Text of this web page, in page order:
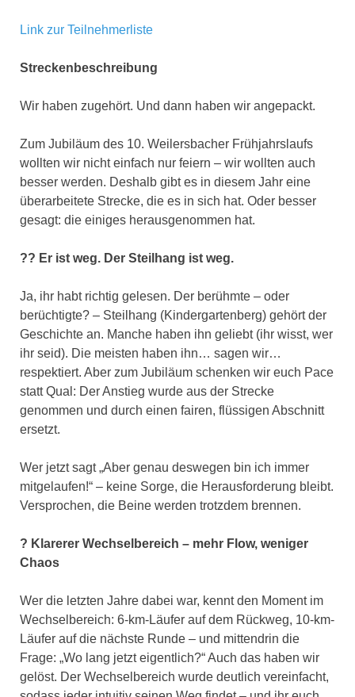
Link zur Teilnehmerliste
Streckenbeschreibung
Wir haben zugehört. Und dann haben wir angepackt.
Zum Jubiläum des 10. Weilersbacher Frühjahrslaufs
wollten wir nicht einfach nur feiern – wir wollten auch
besser werden. Deshalb gibt es in diesem Jahr eine
überarbeitete Strecke, die es in sich hat. Oder besser
gesagt: die einiges herausgenommen hat.
?? Er ist weg. Der Steilhang ist weg.
Ja, ihr habt richtig gelesen. Der berühmte – oder
berüchtigte? – Steilhang (Kindergartenberg) gehört der
Geschichte an. Manche haben ihn geliebt (ihr wisst, wer
ihr seid). Die meisten haben ihn… sagen wir…
respektiert. Aber zum Jubiläum schenken wir euch Pace
statt Qual: Der Anstieg wurde aus der Strecke
genommen und durch einen fairen, flüssigen Abschnitt
ersetzt.
Wer jetzt sagt „Aber genau deswegen bin ich immer
mitgelaufen!“ – keine Sorge, die Herausforderung bleibt.
Versprochen, die Beine werden trotzdem brennen.
? Klarerer Wechselbereich – mehr Flow, weniger
Chaos
Wer die letzten Jahre dabei war, kennt den Moment im
Wechselbereich: 6-km-Läufer auf dem Rückweg, 10-km-
Läufer auf die nächste Runde – und mittendrin die
Frage: „Wo lang jetzt eigentlich?“ Auch das haben wir
gelöst. Der Wechselbereich wurde deutlich vereinfacht,